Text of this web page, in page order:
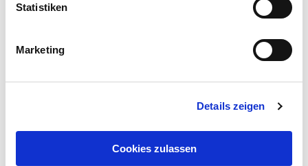
Statistiken
Marketing
Details zeigen
Cookies zulassen
Demonstrationszwecken und zur Versuchsanlage